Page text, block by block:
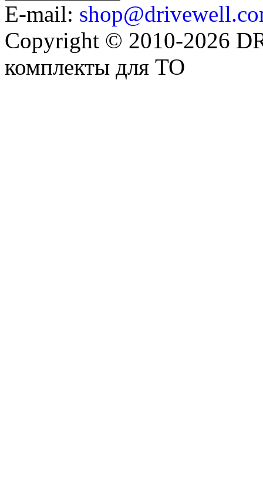
E-mail:
Copyright © 2010-2026
комплекты для ТО